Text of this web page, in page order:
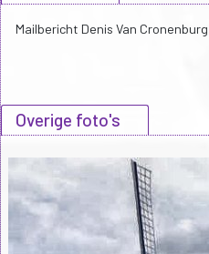
Mailbericht Denis Van
Overige foto's